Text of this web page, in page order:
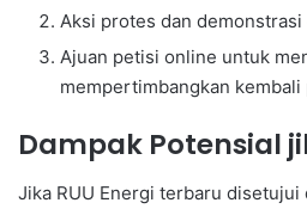
Aksi protes dan
Ajuan petisi online untuk
mempertimbangkan
Dampak Potensial
Jika RUU Energi terbaru disetujui